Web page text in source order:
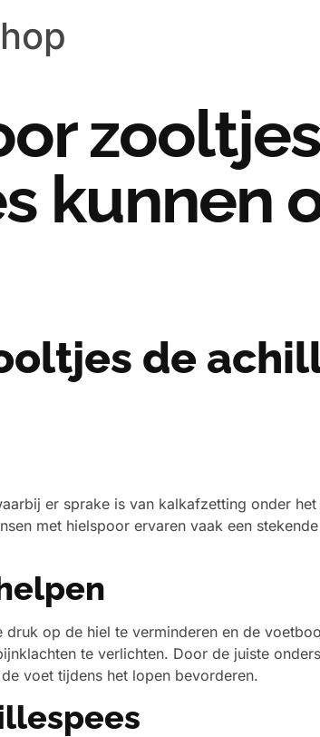
kunnen
de
er sprake is van kalkafzetting onder
met hielspoor ervaren vaak een
op de hiel te verminderen en de
te verlichten. Door de juiste
voet tijdens het lopen bevorderen.